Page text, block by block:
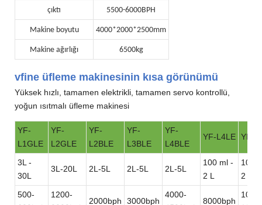
çıktı 5500-6000BPH
Makine boyutu 4000*2000*2500mm
Makine ağırlığı 6500kg
vfine üfleme makinesinin kısa görünümü
Yüksek hızlı, tamamen elektrikli, tamamen servo kontrollü,
yoğun ısıtmalı üfleme makinesi
YF-
L1GLE
YF-
L2GLE
YF-
L2BLE
YF-
L3BLE
YF-
L4BLE
YF-L4LE YF-
3L -
30L
3L-20L 2L-5L 2L-5L 2L-5L
100 ml -
2 L
100
2 L
500-
1200-
2000bph 3000bph
4000-
8000bph